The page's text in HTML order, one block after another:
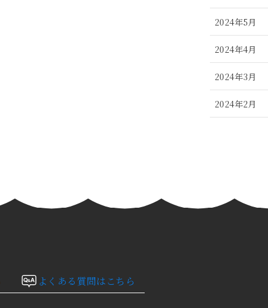
2024年5月
2024年4月
2024年3月
2024年2月
2023年10月
よくある質問はこちら